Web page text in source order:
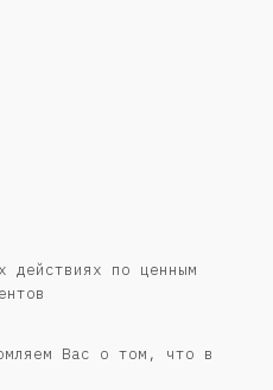
действиях по ценным
Вас о том, что в